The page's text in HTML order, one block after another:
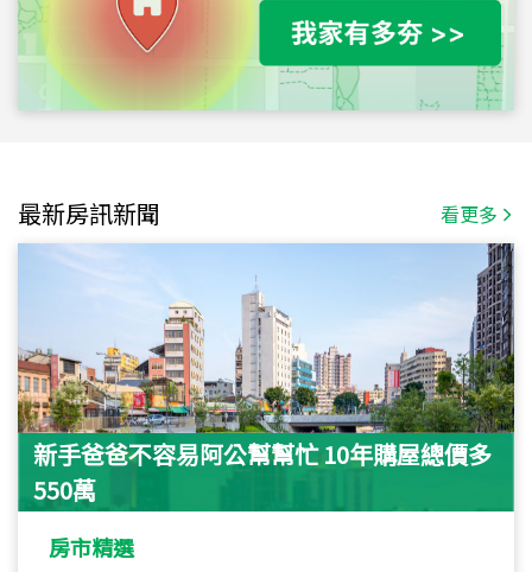
最新房訊新聞 看更多
新手爸爸不容易阿公幫幫忙 10年購屋總價多
550萬
房市精選